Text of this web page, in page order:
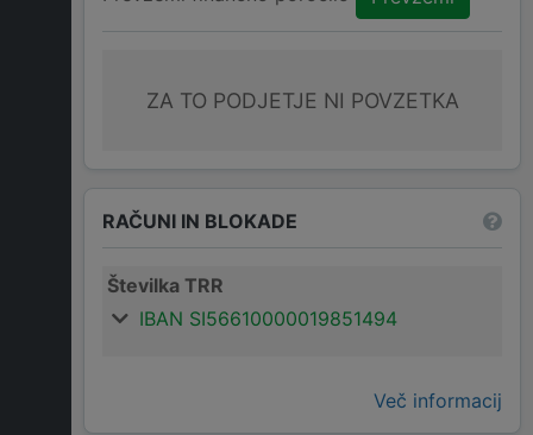
ZA TO PODJETJE NI POVZETKA
RAČUNI IN BLOKADE
Številka TRR
IBAN SI56610000019851494
Več informacij